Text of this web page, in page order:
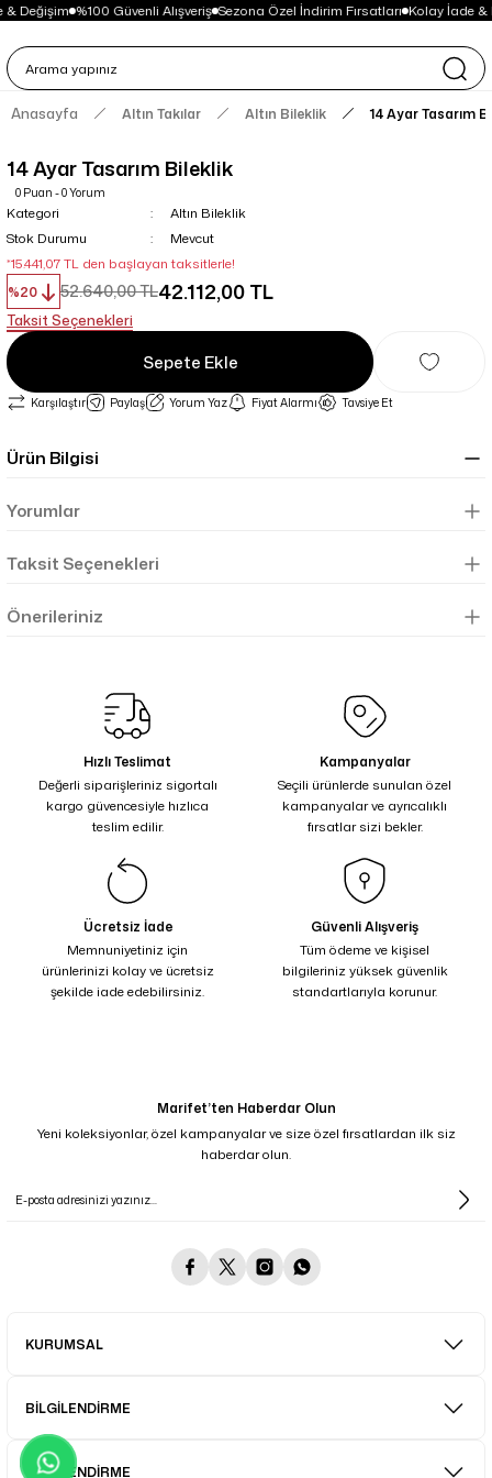
Değişim %100 Güvenli Alışveriş Sezona Özel İndirim Fırsatları Kolay İade &
Anasayfa Altın Takılar Altın Bileklik 14 Ayar Tasarım
14 Ayar Tasarım Bileklik
0 Puan - 0 Yorum
Kategori
Altın Bileklik
Stok Durumu
Mevcut
*15.441,07 TL den başlayan taksitlerle!
%20
52.640,00 TL42.112,00 TL
Taksit Seçenekleri
Sepete Ekle
Karşılaştır Paylaş Yorum Yaz Fiyat Alarmı Tavsiye Et
Ürün Bilgisi
Yorumlar
Taksit Seçenekleri
Önerileriniz
Hızlı Teslimat
Değerli siparişleriniz sigortalı
kargo güvencesiyle hızlıca
teslim edilir.
Kampanyalar
Seçili ürünlerde sunulan özel
kampanyalar ve ayrıcalıklı
fırsatlar sizi bekler.
Ücretsiz İade
Memnuniyetiniz için
ürünlerinizi kolay ve ücretsiz
şekilde iade edebilirsiniz.
Güvenli Alışveriş
Tüm ödeme ve kişisel
bilgileriniz yüksek güvenlik
standartlarıyla korunur.
Marifet’ten Haberdar Olun
Yeni koleksiyonlar, özel kampanyalar ve size özel fırsatlardan ilk siz
haberdar olun.
KURUMSAL
BİLGİLENDİRME
BİLGİLENDİRME